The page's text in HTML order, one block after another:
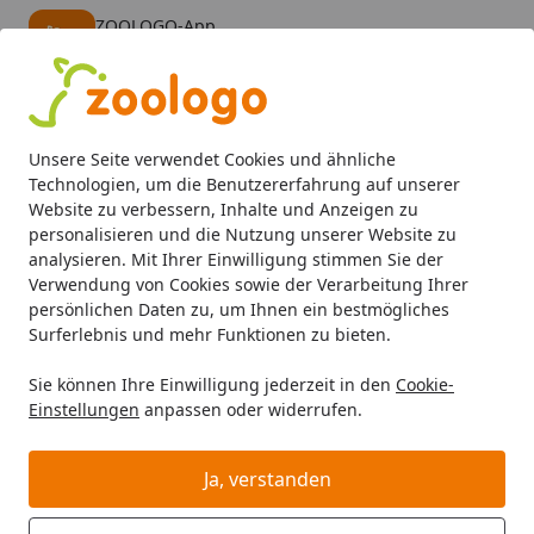
Unsere Seite verwendet Cookies und ähnliche
Technologien, um die Benutzererfahrung auf unserer
Website zu verbessern, Inhalte und Anzeigen zu
personalisieren und die Nutzung unserer Website zu
analysieren. Mit Ihrer Einwilligung stimmen Sie der
Verwendung von Cookies sowie der Verarbeitung Ihrer
persönlichen Daten zu, um Ihnen ein bestmögliches
Surferlebnis und mehr Funktionen zu bieten.
Sie können Ihre Einwilligung jederzeit in den Cookie-
Einstellungen anpassen oder widerrufen.
Ja, verstanden
ZOOLOGO-App
Alle Produkte
Mein Konto
Suchen
Startseite
Hund Hundefutter BARF & Frostfutter Zusätze
Canina Biotin Forte Tabletten 200
Gramm Hundenahrungsergänzung